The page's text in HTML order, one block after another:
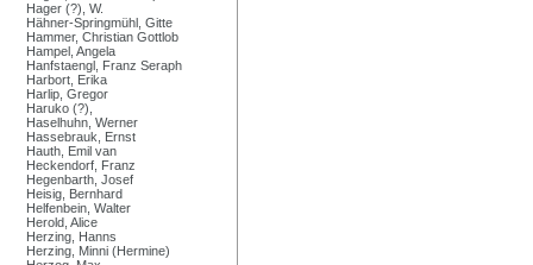
Hager (?), W.
Hähner-Springmühl, Gitte
Hammer, Christian Gottlob
Hampel, Angela
Hanfstaengl, Franz Seraph
Harbort, Erika
Harlip, Gregor
Haruko (?),
Haselhuhn, Werner
Hassebrauk, Ernst
Hauth, Emil van
Heckendorf, Franz
Hegenbarth, Josef
Heisig, Bernhard
Helfenbein, Walter
Herold, Alice
Herzing, Hanns
Herzing, Minni (Hermine)